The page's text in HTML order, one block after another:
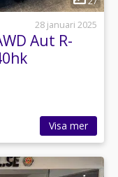
28 januari 2025
Aut R-
Visa mer